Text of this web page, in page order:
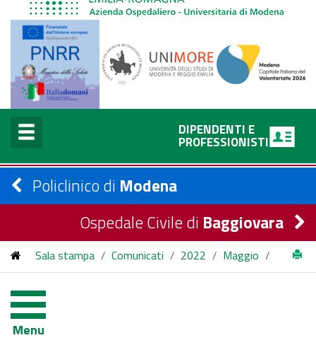
DIPENDENTI E
PROFESSIONISTI
Policlinico di Modena
Ospedale Civile di Baggiovara
Sala stampa / Comunicati / 2022 / Maggio /
Menu